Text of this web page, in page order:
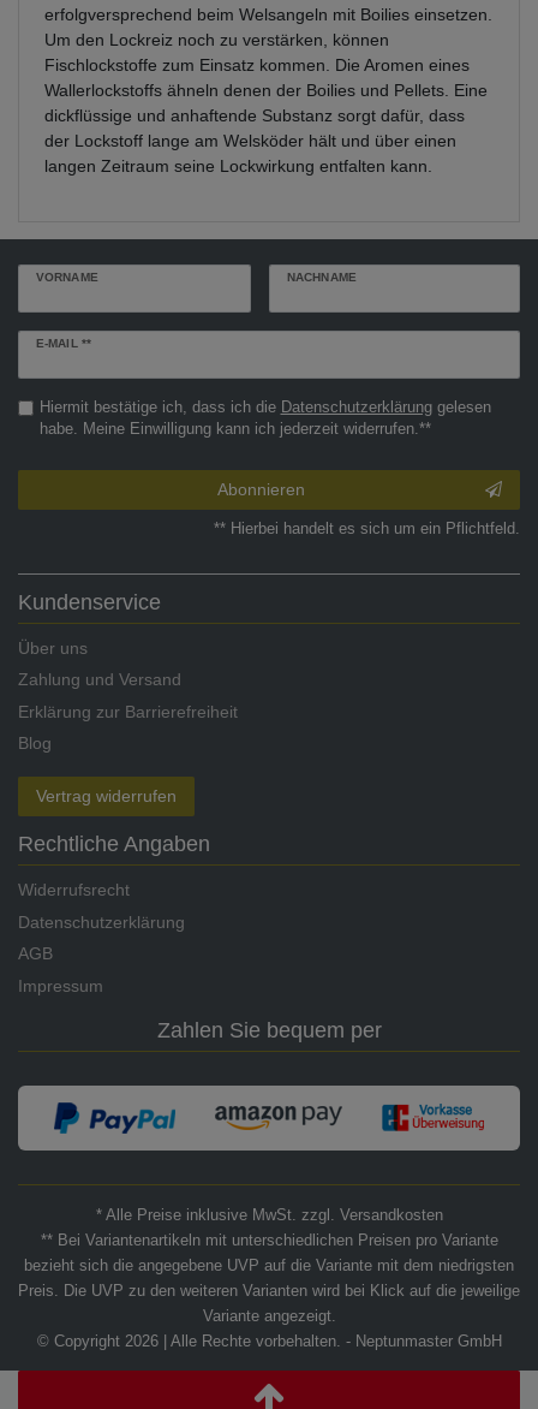
erfolgversprechend beim Welsangeln mit Boilies einsetzen.
Um den Lockreiz noch zu verstärken, können
Fischlockstoffe zum Einsatz kommen. Die Aromen eines
Wallerlockstoffs ähneln denen der Boilies und Pellets. Eine
dickflüssige und anhaftende Substanz sorgt dafür, dass
der Lockstoff lange am Welsköder hält und über einen
langen Zeitraum seine Lockwirkung entfalten kann.
VORNAME NACHNAME
E-MAIL **
Newsletter
Hiermit bestätige ich, dass ich die Daten­schutz­erklärunggelesen
habe. Meine Einwilligung kann ich jederzeit widerrufen.**
Abonnieren
** Hierbei handelt es sich um ein Pflichtfeld.
Kundenservice
Über uns
Zahlung und Versand
Erklärung zur Barrierefreiheit
Blog
Vertrag widerrufen
Rechtliche Angaben
Widerrufsrecht
Datenschutzerklärung
AGB
Impressum
Zahlen Sie bequem per
* Alle Preise inklusive MwSt. zzgl. Versandkosten
** Bei Variantenartikeln mit unterschiedlichen Preisen pro Variante
bezieht sich die angegebene UVP auf die Variante mit dem niedrigsten
Preis. Die UVP zu den weiteren Varianten wird bei Klick auf die jeweilige
Variante angezeigt.
© Copyright 2026 | Alle Rechte vorbehalten. - Neptunmaster GmbH